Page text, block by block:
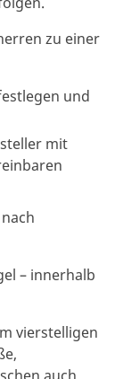
zu einer
und
mit
– innerhalb
vierstelligen
auch